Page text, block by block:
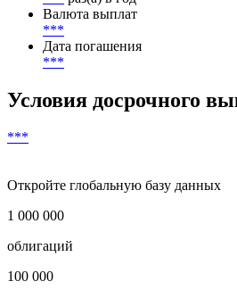
***
Периодичность выплаты купона
***
Дата погашения
Откройте глобальную базу данных
1 000 000